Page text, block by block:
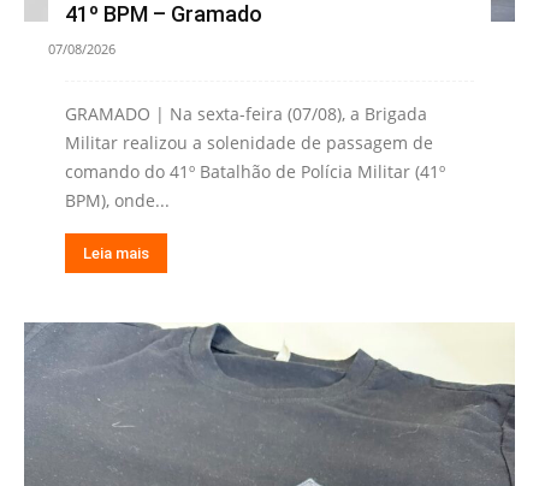
41º BPM – Gramado
07/08/2026
GRAMADO | Na sexta-feira (07/08), a Brigada
Militar realizou a solenidade de passagem de
comando do 41º Batalhão de Polícia Militar (41º
BPM), onde...
Leia mais